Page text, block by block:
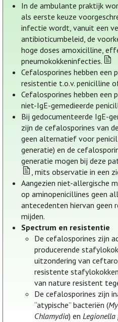
In de ambulante praktijk
als eerste keuze
infectie wordt, vanuit een
antibioticumbeleid, de
hoge doses amoxicilline,
pneumokokkeninfecties.
Cefalosporines hebben een
resistentie t.o.v. penicilline
Cefalosporines hebben een
niet-IgE-gemedieerde
Bij gedocumenteerde IgE-
zijn de cefalosporines van
geen alternatief voor
generatie) en de
generatie mogen bij deze
, mits observatie in een
Aangezien niet-allergische
op aminopenicillines geen
antecedenten hiervan geen
mijden.
Spectrum en resistentie
De cefalosporines zijn
producerende
uitzondering van
resistente
van nature resistent
De cefalosporines zijn
“atypische” bacteriën (
Chlamydia) en